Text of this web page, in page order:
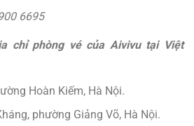
6695
chỉ phòng vé của Aivivu tại Việt
Hoàn Kiếm, Hà Nội.
phường Giảng Võ, Hà Nội.